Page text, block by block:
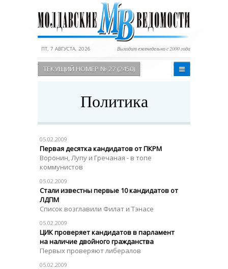
ПТ, 7 АВГУСТА, 2026 Выходит еженедельно с 2000 года
ТЕКУЩИЙ НОМЕР № 27 (2450)
Политика
05.02.2009
Первая десятка кандидатов от ПКРМ
Воронин, Лупу и Гречаная - в топе
коммунистов
05.02.2009
Стали известны первые 10 кандидатов от
ЛДПМ
Список возглавили Филат и Тэнасе
05.02.2009
ЦИК проверяет кандидатов в парламент
на наличие двойного гражданства
Первых проверяют либералов
05.02.2009